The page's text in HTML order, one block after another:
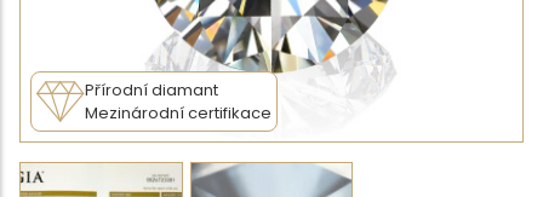
Přírodní diamant
Mezinárodní certifikace